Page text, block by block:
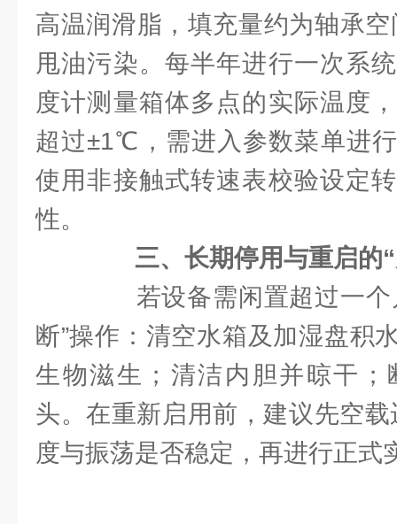
高温润滑脂，填充量约为轴承
甩油污染。每半年进行一次系
度计测量箱体多点的实际温度
超过±1℃，需进入参数菜单进
使用非接触式转速表校验设定
性。
三、长期停用与重启的
若设备需闲置超过一个
断”操作：清空水箱及加湿盘积
生物滋生；清洁内胆并晾干；
头。在重新启用前，建议先空
度与振荡是否稳定，再进行正式